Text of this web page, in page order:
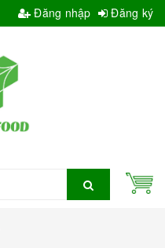
Đăng nhập Đăng ký